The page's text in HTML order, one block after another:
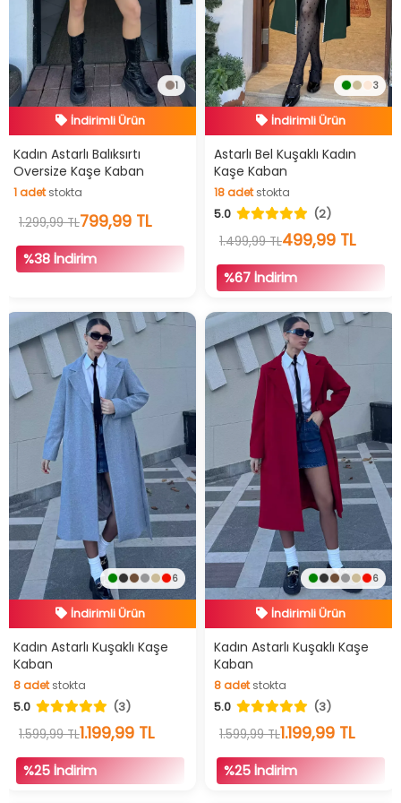
1
İndirimli Ürün
Hızlı Teslimat
İndirimli Ürün
Kadın Astarlı Balıksırtı
Oversize Kaşe Kaban
1adetstokta
adet stokta
1.299,99 TL799,99 TL
%38 İndirim
3
İndirimli Ürün
Hızlı Teslimat
İndirimli Ürün
Astarlı Bel Kuşaklı Kadın
Kaşe Kaban
18adetstokta
18adetstokta
5.0
(2)
1.499,99 TL499,99 TL
%67 İndirim
6
İndirimli Ürün
Hızlı Teslimat
İndirimli Ürün
Kadın Astarlı Kuşaklı Kaşe
Kaban
8adetstokta
8adetstokta
5.0
(3)
1.599,99 TL1.199,99 TL
%25 İndirim
6
İndirimli Ürün
Hızlı Teslimat
İndirimli Ürün
Kadın Astarlı Kuşaklı Kaşe
Kaban
8adetstokta
8adetstokta
5.0
(3)
1.599,99 TL1.199,99 TL
%25 İndirim